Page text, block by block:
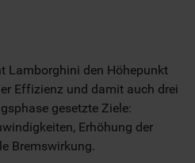
Lamborghini den Höhepunkt
Effizienz und damit auch drei
gesetzte Ziele:
Erhöhung der
Bremswirkung.